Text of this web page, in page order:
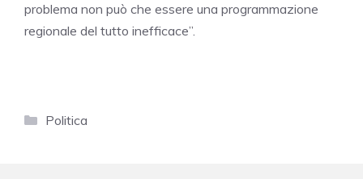
problema non può che essere una programmazione
regionale del tutto inefficace”.
Categorie
Politica